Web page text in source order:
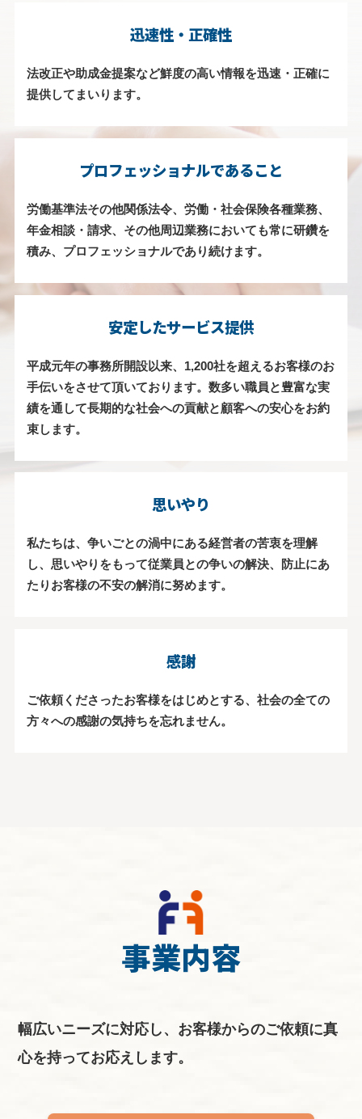
迅速性・正確性
法改正や助成金提案など鮮度の高い情報を迅速・正確に
提供してまいります。
プロフェッショナルであること
労働基準法その他関係法令、労働・社会保険各種業務、
年金相談・請求、その他周辺業務においても常に研鑽を
積み、プロフェッショナルであり続けます。
安定したサービス提供
平成元年の事務所開設以来、1,200社を超えるお客様のお
手伝いをさせて頂いております。数多い職員と豊富な実
績を通して長期的な社会への貢献と顧客への安心をお約
束します。
思いやり
私たちは、争いごとの渦中にある経営者の苦衷を理解
し、思いやりをもって従業員との争いの解決、防止にあ
たりお客様の不安の解消に努めます。
感謝
ご依頼くださったお客様をはじめとする、社会の全ての
方々への感謝の気持ちを忘れません。
事業内容
幅広いニーズに対応し、お客様からのご依頼に真
心を持ってお応えします。